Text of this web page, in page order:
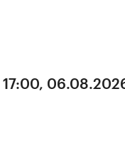
17:00,